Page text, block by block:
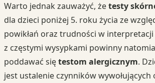
Warto jednak zauważyć, żetesty
dla dzieci poniżej 5. roku życia ze
powikłań oraz trudności w
z częstymi wysypkami powinny
poddawać siętestom alergicznym.
jest ustalenie czynników wywołujących